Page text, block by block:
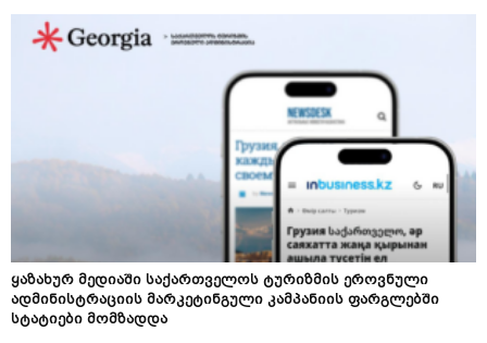
ყაზახურ მედიაში საქართველოს ტურიზმის ეროვნული
ადმინისტრაციის მარკეტინგული კამპანიის ფარგლებში
სტატიები მომზადდა